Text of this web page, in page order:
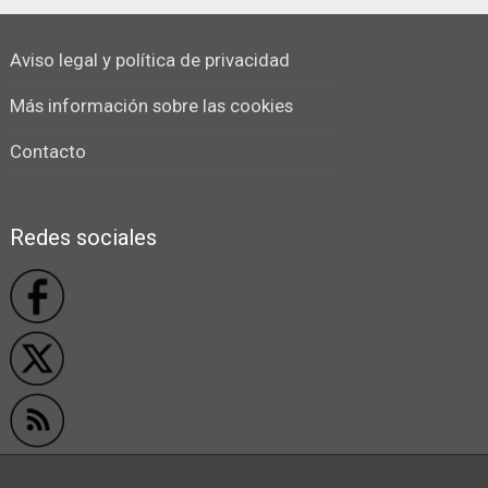
Aviso legal y política de privacidad
Más información sobre las cookies
Contacto
Redes sociales